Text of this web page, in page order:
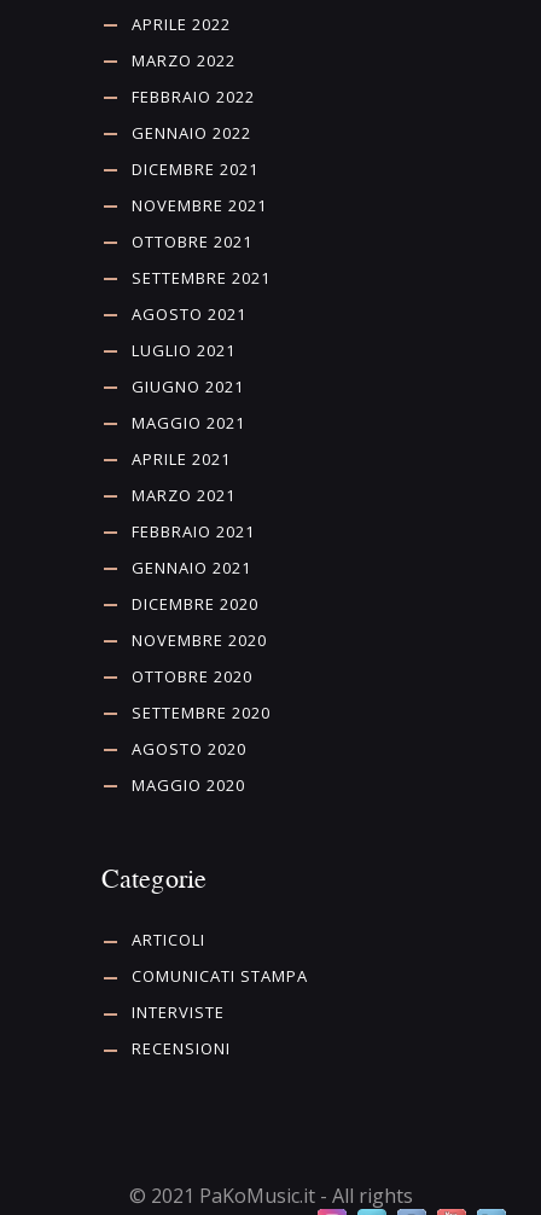
APRILE 2022
MARZO 2022
FEBBRAIO 2022
GENNAIO 2022
DICEMBRE 2021
NOVEMBRE 2021
OTTOBRE 2021
SETTEMBRE 2021
AGOSTO 2021
LUGLIO 2021
GIUGNO 2021
MAGGIO 2021
APRILE 2021
MARZO 2021
FEBBRAIO 2021
GENNAIO 2021
DICEMBRE 2020
NOVEMBRE 2020
OTTOBRE 2020
SETTEMBRE 2020
AGOSTO 2020
MAGGIO 2020
Categorie
ARTICOLI
COMUNICATI STAMPA
INTERVISTE
RECENSIONI
© 2021 PaKoMusic.it - All rights